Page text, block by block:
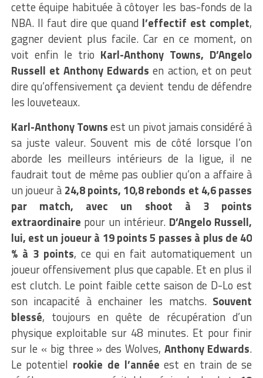
cette équipe habituée à côtoyer les bas-fonds de la
NBA. Il faut dire que quand l’effectif est complet,
gagner devient plus facile. Car en ce moment, on
voit enfin le trio Karl-Anthony Towns, D’Angelo
Russell et Anthony Edwards en action, et on peut
dire qu’offensivement ça devient tendu de défendre
les louveteaux.
Karl-Anthony Townsest un pivot jamais considéré à
sa juste valeur. Souvent mis de côté lorsque l’on
aborde les meilleurs intérieurs de la ligue, il ne
faudrait tout de même pas oublier qu’on a affaire à
un joueur à 24,8 points, 10,8 rebonds et 4,6 passes
par match, avec un shoot à 3 points
extraordinaire pour un intérieur. D’Angelo Russell,
lui, est un joueur à 19 points 5 passes à plus de 40
% à 3 points, ce qui en fait automatiquement un
joueur offensivement plus que capable. Et en plus il
est clutch. Le point faible cette saison de D-Lo est
son incapacité à enchainer les matchs. Souvent
blessé, toujours en quête de récupération d’un
physique exploitable sur 48 minutes. Et pour finir
sur le « big three » des Wolves, Anthony Edwards.
Le potentiel rookie de l’année est en train de se